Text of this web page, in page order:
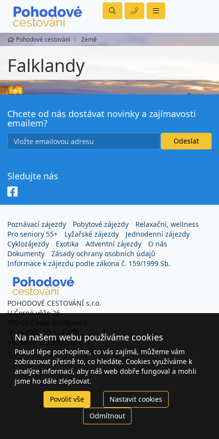
Pohodové cestování Země
Falklandy
Chcete od nás dostávat novinky a zajímavosti
emailem?
Sledujte nás
Poznávací zájezdy Pobytové zájezdy
Relaxační, wellness
Pro seniory 55+
Lyžařské zájezdy
Jednodenní zájezdy
Cyklozájezdy
Exotika Adventní zájezdy
O nás
Dokumenty
Zásady ochrany osobních údajů
Informace k zájezdu podle zákona č. 159/1999 Sb.
POHODOVÉ CESTOVÁNÍ s.r.o.
U Černé věže 26
tel.: +420 720 154 400
tel./fax: +420 385 310 813
e-mail: info@pohodovecestovani.cz
Na našem webu používáme cookies
Pokud lépe pochopíme, co vás zajímá, můžeme vám
zobrazovat přesně to, co hledáte. Cookies využíváme k
analýze informací, aby náš web dobře fungoval a mohli
jsme ho dále zlepšovat.
Povolit vše
Nastavit cookies
Odmítnout